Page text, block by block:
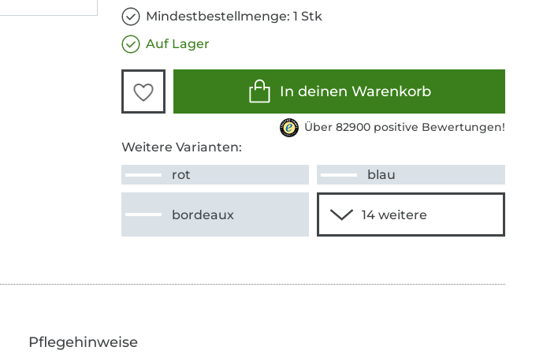
Mindestbestellmenge: 1 Stk
Auf Lager
In deinen Warenkorb
Über 82900 positive Bewertungen!
Weitere Varianten:
rot
blau
bordeaux
Pflegehinweise